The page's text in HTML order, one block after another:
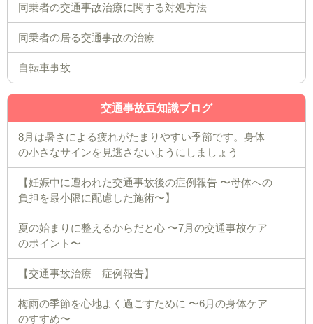
同乗者の交通事故治療に関する対処方法
同乗者の居る交通事故の治療
自転車事故
交通事故豆知識ブログ
8月は暑さによる疲れがたまりやすい季節です。身体
の小さなサインを見逃さないようにしましょう
【妊娠中に遭われた交通事故後の症例報告 〜母体への
負担を最小限に配慮した施術〜】
夏の始まりに整えるからだと心 〜7月の交通事故ケア
のポイント〜
【交通事故治療 症例報告】
梅雨の季節を心地よく過ごすために 〜6月の身体ケア
のすすめ〜